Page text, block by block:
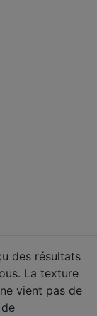
des résultats
La texture
vient pas de